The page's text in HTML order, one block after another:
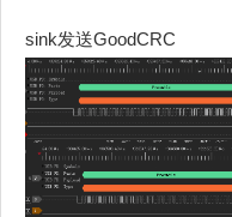
sink发送GoodCRC